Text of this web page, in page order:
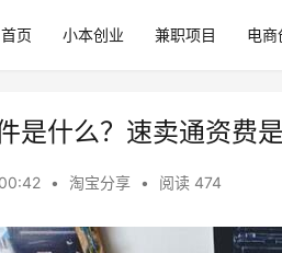
首页 小本创业 兼职项目 电商
是什么？速卖通资费是
• 淘宝分享 • 阅读 474